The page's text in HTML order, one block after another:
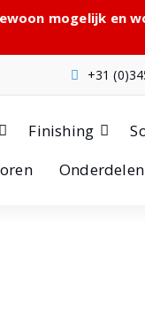
mogelijk en
+31
Finishing
Onderdelen